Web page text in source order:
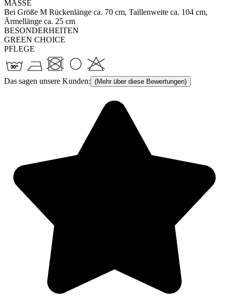
MASSE
Bei Größe M Rückenlänge ca. 70 cm, Taillenweite ca. 104 cm,
Ärmellänge ca. 25 cm
BESONDERHEITEN
GREEN CHOICE
PFLEGE
Das sagen unsere Kunden: (Mehr über diese Bewertungen)